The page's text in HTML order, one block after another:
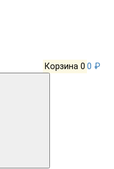
Корзина 0 0 ₽